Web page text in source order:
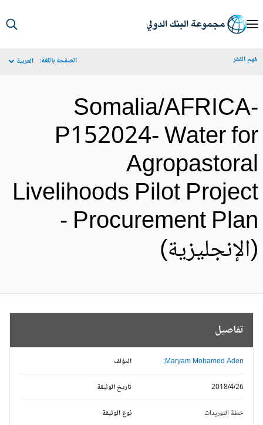
الفقر الصفحة باللغة: العربية
Somalia/
P152024- Water
Livelihoods Pilot
- Procurement
تفاصيل
المؤلف Maryam Mohamed Aden;
تاريخ الوثيقة 2018/4/26
نوع الوثيقة خطة التوريدات